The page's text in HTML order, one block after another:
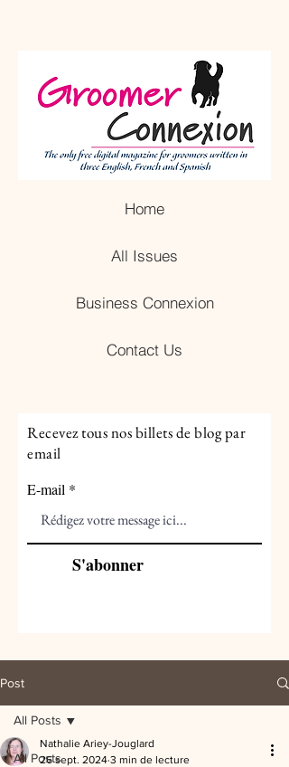
Home
All Issues
Business Connexion
Contact Us
Recevez tous nos billets de blog par
email
E-mail
S'abonner
Post
All Posts
All Posts
Nathalie Ariey-Jouglard
26 sept. 2024 3 min de lecture